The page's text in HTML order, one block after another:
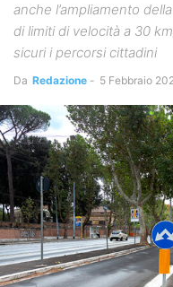
anche l’ampliamento
di limiti di velocità a 30
sicuri i percorsi cittadini
Da Redazione - 5 Febbraio